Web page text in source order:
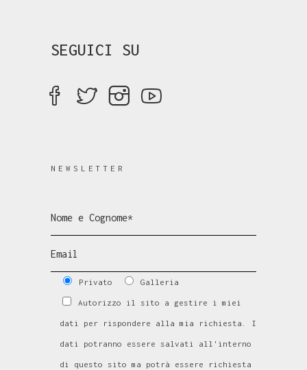
SEGUICI SU
NEWSLETTER
Privato Galleria
Autorizzo il sito a gestire i miei
dati per rispondere alla mia richiesta. I
dati potranno essere salvati all'interno
di questo sito ma potrà essere richiesta